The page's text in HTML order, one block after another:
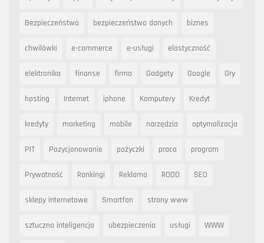
Bezpieczeństwo bezpieczeństwo danych biznes
chwilówki e-commerce e-usługi elastyczność
elektronika finanse firma Gadgety Google Gry
hosting Internet iphone Komputery Kredyt
kredyty marketing mobile narzędzia optymalizacja
PIT Pozycjonowanie pożyczki praca program
Prywatność Rankingi Reklama RODO SEO
sklepy internetowe Smartfon strony www
sztuczna inteligencja ubezpieczenia usługi WWW